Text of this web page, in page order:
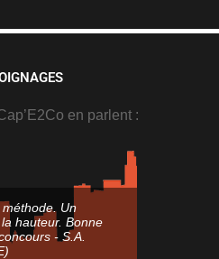
en parlent :
Un
hauteur. Bonne
- S.A.